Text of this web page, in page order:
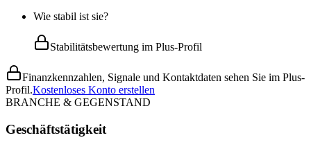
Wie stabil ist sie?
Stabilitätsbewertung im Plus-Profil
Finanzkennzahlen, Signale und Kontaktdaten sehen Sie im Plus-
Profil.Kostenloses Konto erstellen
BRANCHE & GEGENSTAND
Geschäftstätigkeit